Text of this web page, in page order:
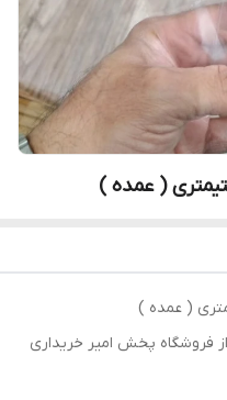
فروشگاه پخش امیر خریداری